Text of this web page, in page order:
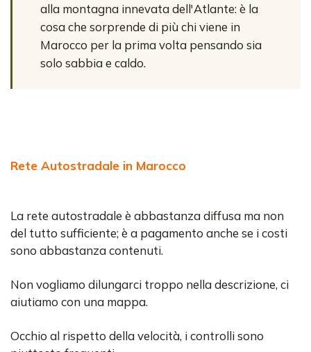
alla montagna innevata dell'Atlante: è la
cosa che sorprende di più chi viene in
Marocco per la prima volta pensando sia
solo sabbia e caldo.
Rete Autostradale in Marocco
La rete autostradale è abbastanza diffusa ma non
del tutto sufficiente; è a pagamento anche se i costi
sono abbastanza contenuti.
Non vogliamo dilungarci troppo nella descrizione, ci
aiutiamo con una mappa.
Occhio al rispetto della velocità, i controlli sono